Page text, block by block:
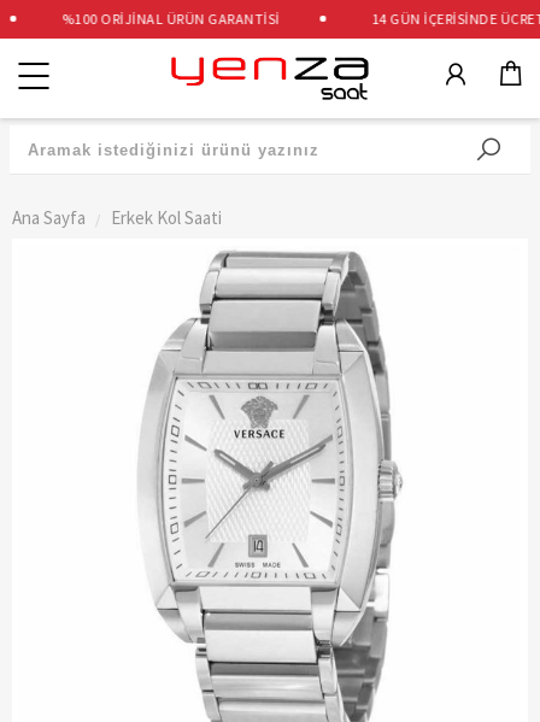
%100 ORİJİNAL ÜRÜN GARANTİSİ 14 GÜN İÇERİSİNDE
Kategoriler
Ana Sayfa Erkek Kol Saati